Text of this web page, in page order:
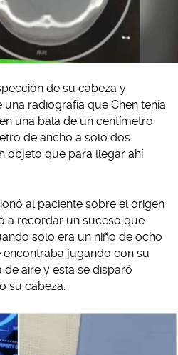
de su cabeza y
radiografía que Chen tenía
una bala de un centímetro
de ancho a solo dos
objeto que para llegar ahí
al paciente sobre el origen
a recordar un suceso que
solo era un niño de ocho
encontraba jugando con su
aire y esta se disparó
su cabeza.